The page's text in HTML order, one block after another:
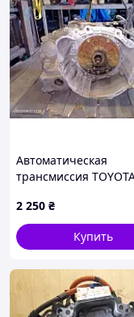
Автоматическая
трансмиссия
3013012700
2 250 ₴
Купить